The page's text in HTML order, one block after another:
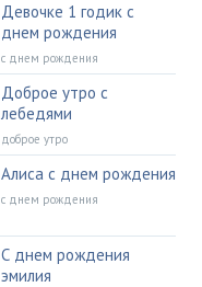
Девочке 1 годик с
днем рождения
с днем рождения
Доброе утро с
лебедями
доброе утро
Алиса с днем рождения
с днем рождения
С днем рождения
эмилия